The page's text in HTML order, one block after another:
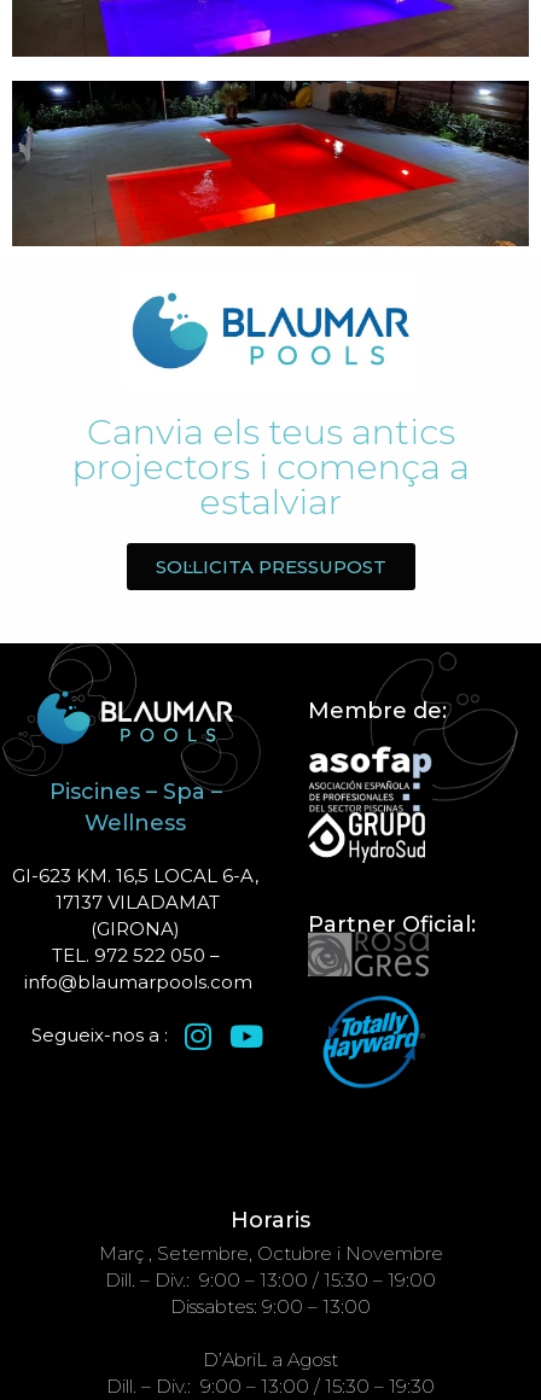
Canvia els teus antics
projectors i comença a
estalviar
SOL·LICITA PRESSUPOST
Piscines – Spa –
Wellness
GI-623 KM. 16,5 LOCAL 6-A,
17137 VILADAMAT
(GIRONA)
TEL. 972 522 050 –
info@blaumarpools.com
Segueix-nos a :
Membre de:
Partner Oficial:
Horaris
Març , Setembre, Octubre i Novembre
Dill. – Div.: 9:00 – 13:00 / 15:30 – 19:00
Dissabtes: 9:00 – 13:00
D’AbriL a Agost
Dill. – Div.: 9:00 – 13:00 / 15:30 – 19:30